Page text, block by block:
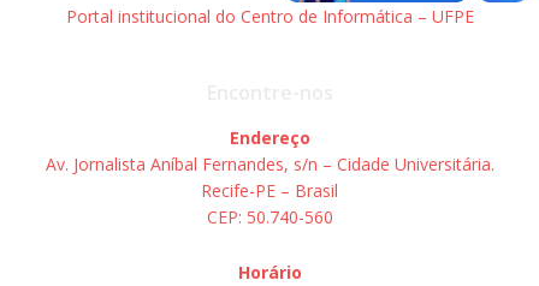
Portal institucional do Centro de Informática – UFPE
Endereço
Av. Jornalista Aníbal Fernandes, s/n – Cidade Universitária.
Recife-PE – Brasil
CEP: 50.740-560
Horário